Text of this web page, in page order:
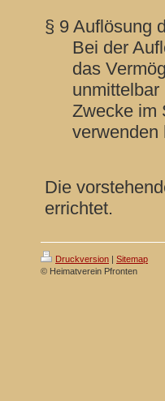
§ 9 Auflösung
Bei der
das
Zwecke im
verwenden
Die
errichtet.
Druckversion | Sitemap
© Heimatverein Pfronten